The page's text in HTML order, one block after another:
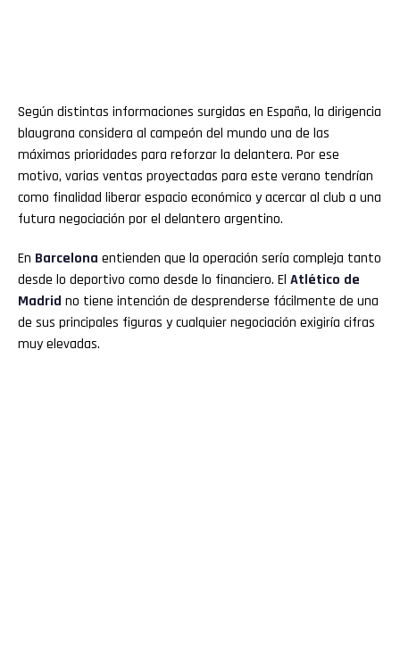
Según distintas informaciones surgidas en España, la dirigencia
blaugrana considera al campeón del mundo una de las
máximas prioridades para reforzar la delantera. Por ese
motivo, varias ventas proyectadas para este verano tendrían
como finalidad liberar espacio económico y acercar al club a una
futura negociación por el delantero argentino.
En Barcelona entienden que la operación sería compleja tanto
desde lo deportivo como desde lo financiero. El Atlético de
Madrid no tiene intención de desprenderse fácilmente de una
de sus principales figuras y cualquier negociación exigiría cifras
muy elevadas.